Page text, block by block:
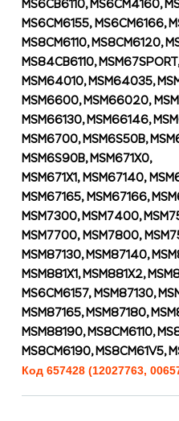
MS6CB6110, MS6CM4160,
MS6CM6155, MS6CM6166,
MS8CM6110, MS8CM6120,
MS84CB6110,
MSM64010, MSM64035,
MSM6600, MSM66020,
MSM66130, MSM66146,
MSM6700, MSM6S50B,
MSM6S90B, MSM671X0,
MSM671X1, MSM67140,
MSM67165, MSM67166,
MSM7300, MSM7400,
MSM7700, MSM7800,
MSM87130, MSM87140,
MSM881X1, MSM881X2,
MS6CM6157, MSM87130,
MSM87165, MSM87180,
MSM88190, MS8CM6110,
MS8CM6190, MS8CM61V5,
Код 657428 (12027763,